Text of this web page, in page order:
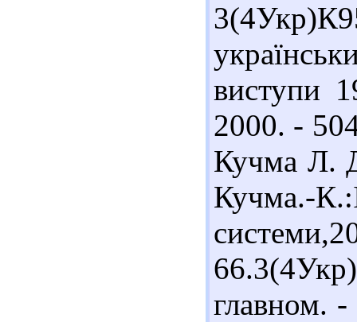
виступи
2000. -
Кучма Л.
Кучма.-
главном.